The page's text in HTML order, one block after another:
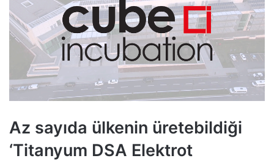
Az sayıda ülkenin üretebildiği
‘Titanyum DSA Elektrot